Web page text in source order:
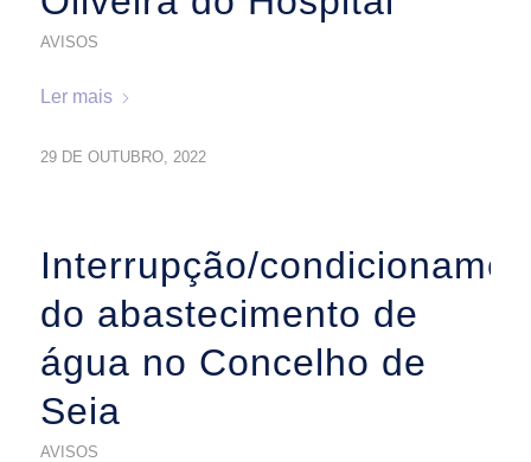
AVISOS
Ler mais
29 DE OUTUBRO, 2022
Interrupção/
do abastecimento de
água no Concelho de
Seia
AVISOS